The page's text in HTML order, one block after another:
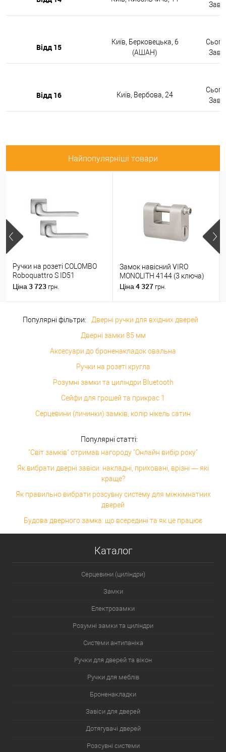
Відд 15
Київ, Берковецька, 6
(АШАН)
Відд 16 Київ, Вербова, 24
Найпопулярніші товари
Ручки на розеті COLOMBO
Roboquattro S ID51
(PT19BZG-PT13) матовий
Ціна 3 723 грн.
Замок навісний VIRO
MONOLITH 4144 (3 ключа)
Ціна 4 327 грн.
Популярні фільтри:
Дверні ручки для вхідних дверей
Дверні замки 85 мм
Аксесуари до броненакладок овальна
Ручки на розеті кругла
Розумні замки та циліндри Bluetooth
Сейфи для грошей та прикрас 1
Серцевини (личинки) замків, колір нікель сатин
Популярні статті:
"Світ замків" отримав нагороду "Онлайн вибір року"
Як вибрати дверні завіси: накладні, приховані, врізні — які
краще?
Як правильно вибрати розсувну систему для міжкімнатних
дверей
Будова дверного замка: що всередині та як це працює
Каталог
Серцевини (циліндри)
Замки
Електрозамки
Розумні замки та циліндри
Системи антипаніка
Ручки для дверей та вікон
Ручки для меблів
Броненакладки
Завіси для дверей
Дотягувачі дверей
Розсувні системи